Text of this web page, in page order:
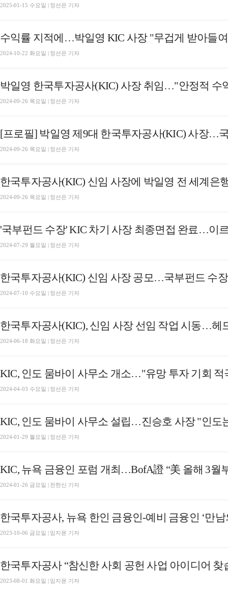
2025-01-15 수요일 | 정선은 기자
수익률 지적에…박일영 KIC 사장 "무겁게 받아들
2024-10-22 화요일 | 정선은 기자
박일영 한국투자공사(KIC) 사장 취임…"안정적 수
2024-09-26 목요일 | 정선은 기자
[프로필] 박일영 제9대 한국투자공사(KIC) 사장…
2024-09-26 목요일 | 정선은 기자
한국투자공사(KIC) 신임 사장에 박일영 전 세계은
2024-09-26 목요일 | 정선은 기자
'국부펀드 수장' KIC 차기 사장 최종면접 완료…이
2024-07-29 월요일 | 정선은 기자
한국투자공사(KIC) 신임 사장 공모…국부펀드 수
2024-07-10 수요일 | 정선은 기자
한국투자공사(KIC), 신임 사장 선임 작업 시동…헤
2024-06-18 화요일 | 정선은 기자
KIC, 인도 뭄바이 사무소 개소…"유망 투자 기회 적
2024-04-03 수요일 | 정선은 기자
2024-01-29 월요일 | 정선은 기자
KIC, 뉴욕 금융인 포럼 개최…BofA證 “美 올해 3월
2024-01-26 금요일 | 전한신 기자
한국투자공사, 뉴욕 한인 금융인-예비 금융인 ‘만남
2023-10-06 금요일 | 임지윤 기자
한국투자공사 “참신한 사회 공헌 사업 아이디어 찾
2023-08-01 화요일 | 임지윤 기자